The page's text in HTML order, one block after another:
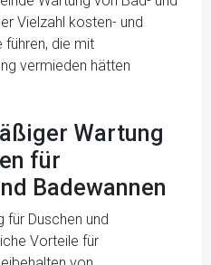
Vielzahl kosten- und
die mit
vermieden hätten
Wartung
für
Badewannen
für Duschen und
Vorteile für